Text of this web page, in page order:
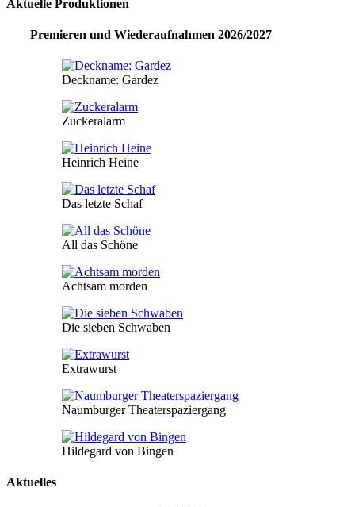
Aktuelle Produktionen
Premieren und Wiederaufnahmen 2026/2027
Deckname: Gardez
Zuckeralarm
Heinrich Heine
Das letzte Schaf
All das Schöne
Achtsam morden
Die sieben Schwaben
Extrawurst
Naumburger Theaterspaziergang
Hildegard von Bingen
Aktuelles